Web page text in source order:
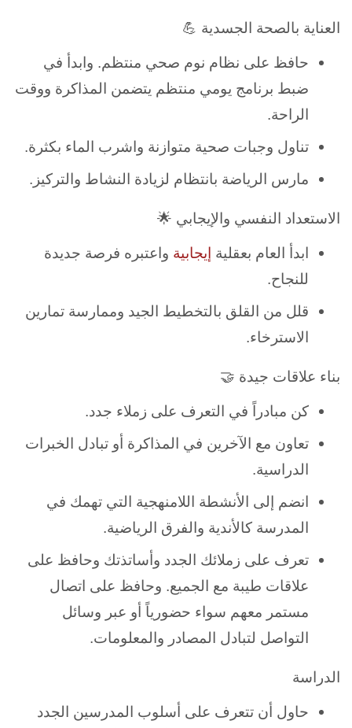
العناية بالصحة الجسدية 💪
حافظ على نظام نوم صحي منتظم. وابدأ في
ضبط برنامج يومي منتظم يتضمن المذاكرة ووقت
الراحة.
تناول وجبات صحية متوازنة واشرب الماء بكثرة.
مارس الرياضة بانتظام لزيادة النشاط والتركيز.
الاستعداد النفسي والإيجابي 🌟
ابدأ العام بعقلية إيجابية واعتبره فرصة جديدة
للنجاح.
قلل من القلق بالتخطيط الجيد وممارسة تمارين
الاسترخاء.
بناء علاقات جيدة 🤝
كن مبادراً في التعرف على زملاء جدد.
تعاون مع الآخرين في المذاكرة أو تبادل الخبرات
الدراسية.
انضم إلى الأنشطة اللامنهجية التي تهمك في
المدرسة كالأندية والفرق الرياضية.
تعرف على زملائك الجدد وأساتذتك وحافظ على
علاقات طيبة مع الجميع. وحافظ على اتصال
مستمر معهم سواء حضورياً أو عبر وسائل
التواصل لتبادل المصادر والمعلومات.
الدراسة
حاول أن تتعرف على أسلوب المدرسين الجدد